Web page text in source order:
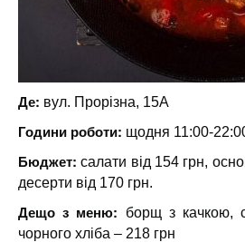
Де: вул. Прорізна, 15А
Години роботи: щодня 11:00-
Бюджет: салати від 154 грн,
десерти від 170 грн.
Дещо з меню: борщ з качкою,
чорного хліба – 218 грн